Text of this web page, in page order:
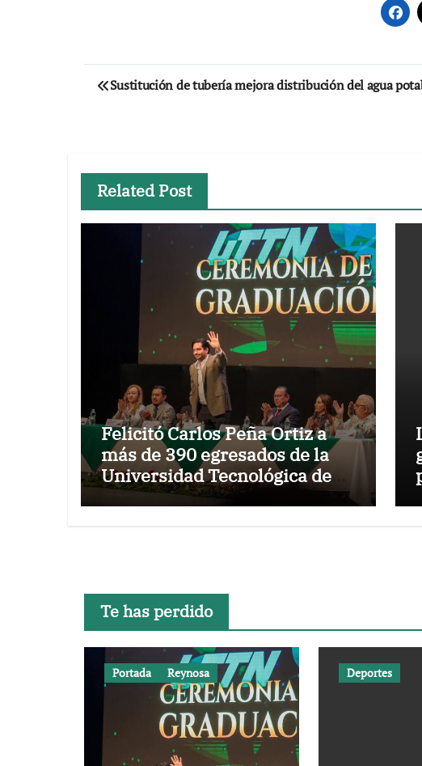
Navegación
Sustitución de tubería mejora distribución del agua
Related Post
Felicitó Carlos Peña Ortiz a
más de 390 egresados de la
Universidad Tecnológica de
Tamaulipas Norte
Te has perdido
Portada Reynosa Deportes